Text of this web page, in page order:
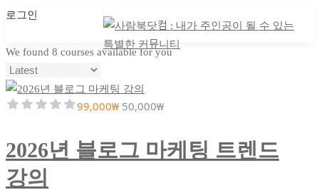
로그인
We found 8 courses available for you
99,000₩ 50,000₩
2026년 블로그 마케팅 트렌드
강의